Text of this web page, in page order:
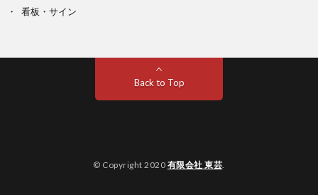
看板・サイン
Back to Top
© Copyright 2020 有限会社 東芸.